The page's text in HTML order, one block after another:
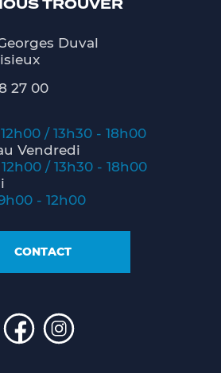
TROUVER
Duval
27 00
/ 13h30 - 18h00
Vendredi
/ 13h30 - 18h00
- 12h00
CONTACT